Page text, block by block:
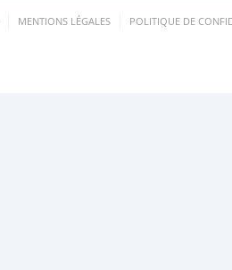
MENTIONS LÉGALES POLITIQUE DE